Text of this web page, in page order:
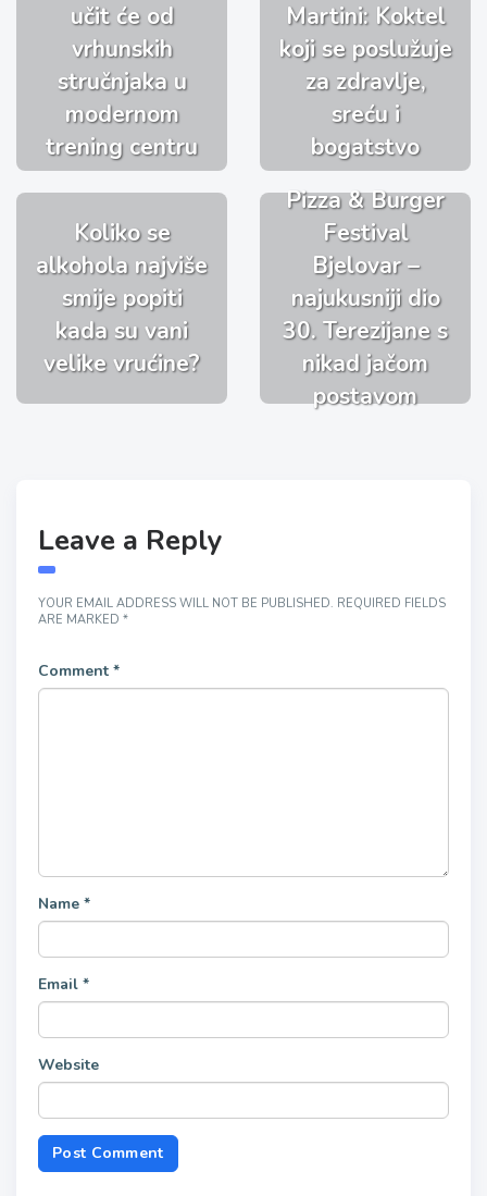
učit će od
vrhunskih
stručnjaka u
modernom
trening centru
Martini: Koktel
koji se poslužuje
za zdravlje,
sreću i
bogatstvo
Koliko se
alkohola najviše
smije popiti
kada su vani
velike vrućine?
Pizza & Burger
Festival
Bjelovar –
najukusniji dio
30. Terezijane s
nikad jačom
postavom
Leave a Reply
YOUR EMAIL ADDRESS WILL NOT BE PUBLISHED. REQUIRED FIELDS
ARE MARKED *
Comment *
Name *
Email *
Website